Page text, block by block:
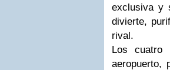
exclusiva y
divierte,
rival.
Los cuatro
aeropuerto,